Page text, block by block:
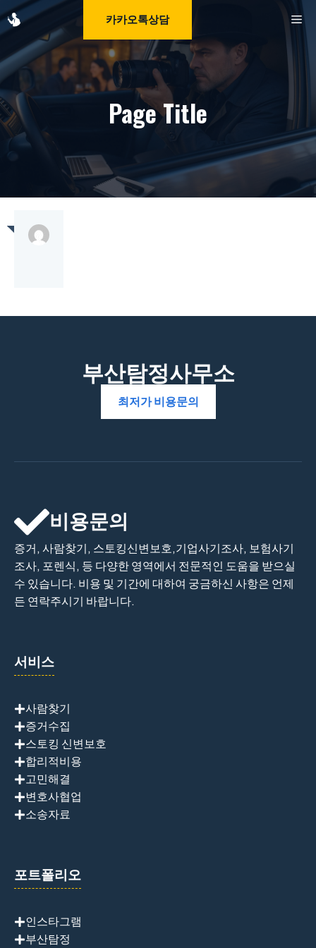
Skip
to
content
카카오톡상담
Page Title
부산탐정사무소
최저가 비용문의
비용문의
증거, 사람찾기, 스토킹신변보호,기업사기조사, 보험사기
조사, 포렌식, 등 다양한 영역에서 전문적인 도움을 받으실
수 있습니다. 비용 및 기간에 대하여 궁금하신 사항은 언제
든 연락주시기 바랍니다.
서비스
사람찾기
증거수집
스토킹 신변보호
합리적비용
고민해결
변호사협업
소송자료
포트폴리오
인스타그램
부산탐정